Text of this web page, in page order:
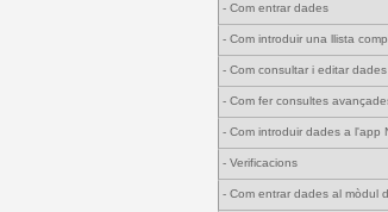
- Com entrar dades
- Com introduir una llista
- Com consultar i editar dades
- Com fer consultes
- Com introduir dades a l'app
- Verificacions
- Com entrar dades al mòdul